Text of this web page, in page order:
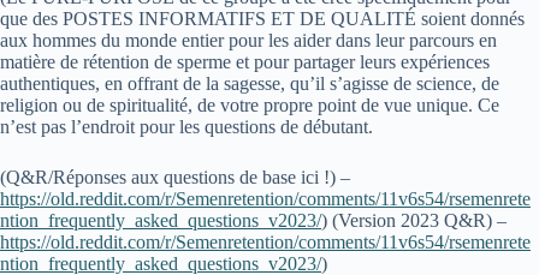
que des POSTES INFORMATIFS ET DE QUALITÉ soient donnés
aux hommes du monde entier pour les aider dans leur parcours en
matière de rétention de sperme et pour partager leurs expériences
authentiques, en offrant de la sagesse, qu’il s’agisse de science, de
religion ou de spiritualité, de votre propre point de vue unique. Ce
n’est pas l’endroit pour les questions de débutant.
(Q&R/Réponses aux questions de base ici !) –
https://old.reddit.com/r/Semenretention/comments/11v6s54/rsemenrete
ntion_frequently_asked_questions_v2023/) (Version 2023 Q&R) –
https://old.reddit.com/r/Semenretention/comments/11v6s54/rsemenrete
ntion_frequently_asked_questions_v2023/)